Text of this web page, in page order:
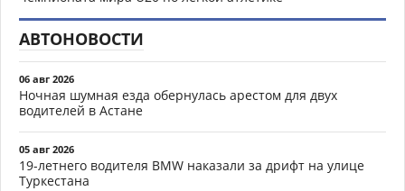
АВТОНОВОСТИ
06 авг 2026
Ночная шумная езда обернулась арестом для двух
водителей в Астане
05 авг 2026
19-летнего водителя BMW наказали за дрифт на улице
Туркестана